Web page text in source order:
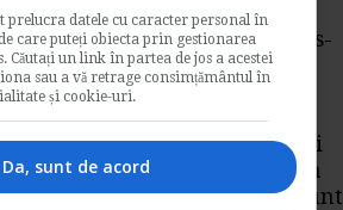
care a fost platit venitul,
trimestrului in care s-
de perioada fiscala
de venit.
contributia de asigurari
calculate, retinute si virate in
de catre platitorii de venit sunt
datele cu caracter personal în
care puteți obiecta prin gestionarea
Căutați un link în partea de jos a acestei
sau a vă retrage consimțământul în
și cookie-uri.
Da, sunt de acord